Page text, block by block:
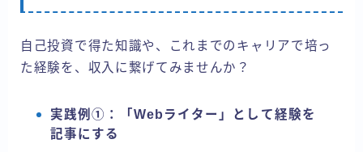
自己投資で得た知識や、これまでのキャリアで培っ
た経験を、収入に繋げてみませんか？
実践例①：「Webライター」として経験を
記事にする